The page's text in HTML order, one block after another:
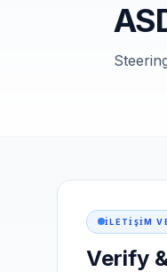
İLETIŞIM
Verify